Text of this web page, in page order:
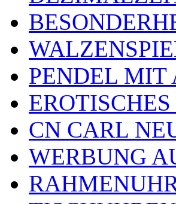
PENDEL MIT
CN CARL
WERBUNG